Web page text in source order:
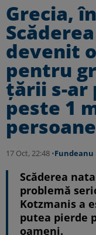
Grecia,
devenit
pentru
țării s-ar
peste 1
17 Oct, 22:48 •Fundeanu
Scăderea
problemă
Kotzmanis a
putea pierde
oameni.